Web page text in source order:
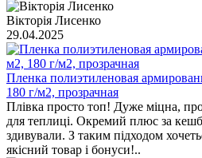
Вікторія Лисенко
29.04.2025
Пленка полиэтиленовая
180 г/м2, прозрачная
Плівка просто топ! Дуже міцна,
для теплиці. Окремий плюс за
здивували. З таким підходом
якісний товар і бонуси!..